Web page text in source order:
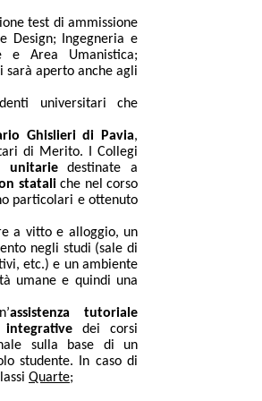
test di ammissione
Design; Ingegneria e
e Area Umanistica;
sarà aperto anche agli
universitari che
Ghislieri di Pavia,
di Merito. I Collegi
unitariedestinate a
stataliche nel corso
particolari e ottenuto
a vitto e alloggio, un
negli studi (sale di
etc.) e un ambiente
umane e quindi una
assistenza tutoriale
integrativedei corsi
sulla base di un
studente. In caso di
Quarte;